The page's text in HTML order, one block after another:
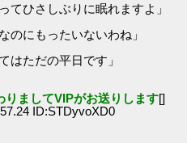
てひさしぶりに眠れますよ」
のにもったいないわね」
はただの平日です」
りましてVIPがお送りします[]
ID:STDyvoXD0